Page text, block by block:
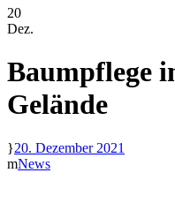
20
Dez.
Baumpflege
Gelände
20. Dezember 2021
News